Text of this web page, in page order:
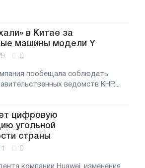
в Китае за
машины модели Y
0
пообещала соблюдать
ведомств КНР....
цифровую
угольной
страны
0
компании Huawei, изменения